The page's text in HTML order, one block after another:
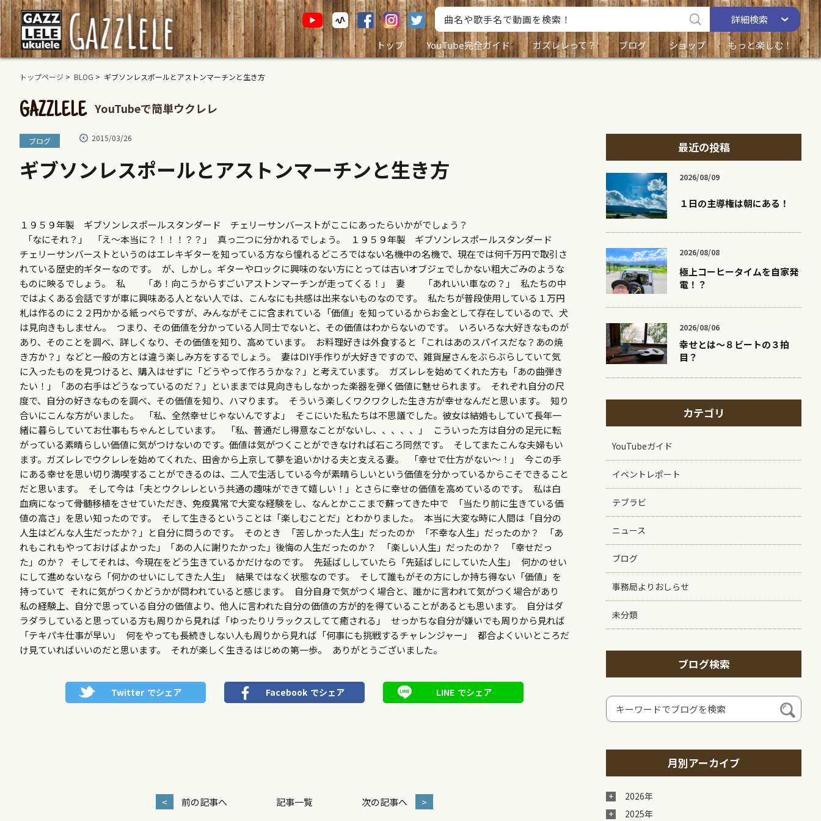
詳細検索
トップ
YouTube完全ガイド ガズレレって？ ブログ ショップ もっと楽しむ！
トップページ > BLOG > ギブソンレスポールとアストンマーチンと生き方
GAZZLELE YouTubeで簡単ウクレレ
ブログ 2015/03/26
ギブソンレスポールとアストンマーチンと生き方
１９５９年製 ギブソンレスポールスタンダード チェリーサンバーストがここにあったらいかがでしょう？
「なにそれ？」 「え～本当に？！！！？？」 真っ二つに分かれるでしょう。 １９５９年製 ギブソンレスポールスタンダード
チェリーサンバーストというのはエレキギターを知っている方なら憧れるどころではない名機中の名機で、現在では何千万円で取引さ
れている歴史的ギターなのです。 が、しかし。ギターやロックに興味のない方にとっては古いオブジェでしかない粗大ごみのような
ものに映るでしょう。 私 「あ！向こうからすごいアストンマーチンが走ってくる！」 妻 「あれいい車なの？」 私たちの中
ではよくある会話ですが車に興味ある人とない人では、こんなにも共感は出来ないものなのです。 私たちが普段使用している１万円
札は作るのに２２円かかる紙っぺらですが、みんながそこに含まれている「価値」を知っているからお金として存在しているので、犬
は見向きもしません。 つまり、その価値を分かっている人同士でないと、その価値はわからないのです。 いろいろな大好きなものが
あり、そのことを調べ、詳しくなり、その価値を知り、高めています。 お料理好きは外食すると「これはあのスパイスだな？あの焼
き方か？」などと一般の方とは違う楽しみ方をするでしょう。 妻はDIY手作りが大好きですので、雑貨屋さんをぶらぶらしていて気
に入ったものを見つけると、購入はせずに「どうやって作ろうかな？」と考えています。 ガズレレを始めてくれた方も「あの曲弾き
たい！」「あの右手はどうなっているのだ？」といままでは見向きもしなかった楽器を弾く価値に魅せられます。 それぞれ自分の尺
度で、自分の好きなものを調べ、その価値を知り、ハマります。 そういう楽しくワクワクした生き方が幸せなんだと思います。 知り
合いにこんな方がいました。 「私、全然幸せじゃないんですよ」 そこにいた私たちは不思議でした。彼女は結婚もしていて長年一
緒に暮らしていてお仕事もちゃんとしています。 「私、普通だし得意なことがないし、、、、、」 こういった方は自分の足元に転
がっている素晴らしい価値に気がつけないのです。価値は気がつくことができなければ石ころ同然です。 そしてまたこんな夫婦もい
ます。ガズレレでウクレレを始めてくれた、田舎から上京して夢を追いかける夫と支える妻。 「幸せで仕方がない～！」 今この手
にある幸せを思い切り満喫することができるのは、二人で生活している今が素晴らしいという価値を分かっているからこそできること
だと思います。 そして今は「夫とウクレレという共通の趣味ができて嬉しい！」とさらに幸せの価値を高めているのです。 私は白
血病になって骨髄移植をさせていただき、免疫異常で大変な経験をし、なんとかここまで蘇ってきた中で 「当たり前に生きている価
値の高さ」を思い知ったのです。 そして生きるということは「楽しむことだ」とわかりました。 本当に大変な時に人間は「自分の
人生はどんな人生だったか？」と自分に問うのです。 そのとき 「苦しかった人生」だったのか 「不幸な人生」だったのか？ 「あ
れもこれもやっておけばよかった」「あの人に謝りたかった」後悔の人生だったのか？ 「楽しい人生」だったのか？ 「幸せだっ
た」のか？ そしてそれは、今現在をどう生きているかだけなのです。 先延ばししていたら「先延ばしにしていた人生」 何かのせい
にして進めないなら「何かのせいにしてきた人生」 結果ではなく状態なのです。 そして誰もがその方にしか持ち得ない「価値」を
持っていて それに気がつくかどうかが問われていると感じます。 自分自身で気がつく場合と、誰かに言われて気がつく場合があり
私の経験上、自分で思っている自分の価値より、他人に言われた自分の価値の方が的を得ていることがあるとも思います。 自分はダ
ラダラしていると思っている方も周りから見れば「ゆったりリラックスしてて癒される」 せっかちな自分が嫌いでも周りから見れば
「テキパキ仕事が早い」 何をやっても長続きしない人も周りから見れば「何事にも挑戦するチャレンジャー」 都合よくいいところだ
け見ていればいいのだと思います。 それが楽しく生きるはじめの第一歩。 ありがとうございました。
Twitter でシェア Facebook でシェア LINE でシェア
< 前の記事へ 記事一覧 次の記事へ >
最近の投稿
2026/08/09
１日の主導権は朝にある！
2026/08/08
極上コーヒータイムを自家発
電！？
2026/08/06
幸せとは〜８ビートの３拍
目？
カテゴリ
YouTubeガイド
イベントレポート
テブラビ
ニュース
ブログ
事務局よりおしらせ
未分類
ブログ検索
月別アーカイブ
2026年
2025年